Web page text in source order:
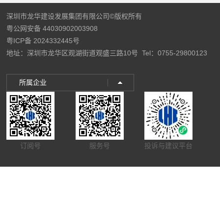
深圳市龙华建设发展集团有限公司©版权所有
粤公网安备 44030902003908
粤ICP备 2024332445号
地址：深圳市龙华区观湖街道观盛三路10号 Tel：0755-29800123
所属企业
订阅号 服务号 投诉与建议平台